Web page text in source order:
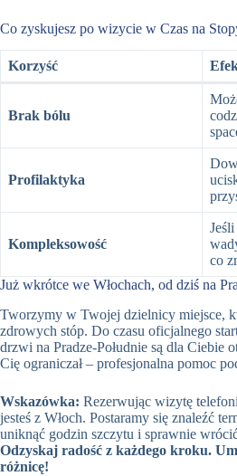
Co zyskujesz po wizycie w Czas na
Korzyść
Brak bólu
Profilaktyka
Kompleksowość
co
Już wkrótce we Włochach, od dziś na
Tworzymy w Twojej dzielnicy miejsce,
zdrowych stóp. Do czasu oficjalnego
drzwi na Pradze-Południe są dla Ciebie
Cię ograniczał – profesjonalna pomoc
Wskazówka: Rezerwując wizytę
jesteś z Włoch. Postaramy się znaleźć
uniknąć godzin szczytu i sprawnie
Odzyskaj radość z każdego kroku.
różnicę!